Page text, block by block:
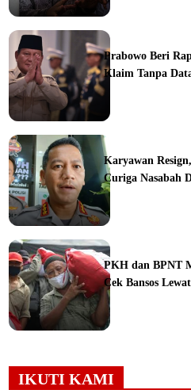
Prabowo Beri
Klaim Tanpa
Karyawan
Curiga Nasabah
PKH dan BPNT
Cek Bansos
IKUTI KAMI